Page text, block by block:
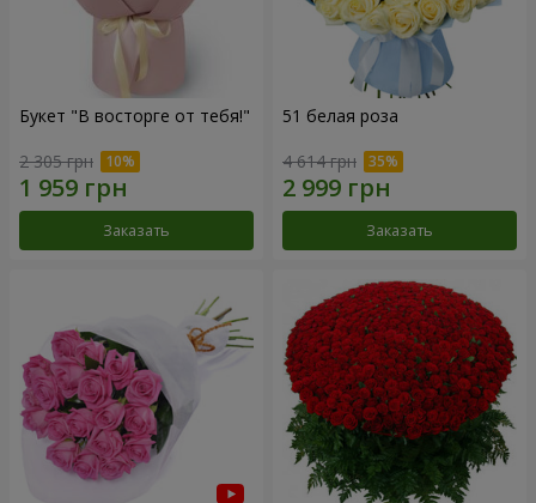
Букет "В восторге от тебя!"
2 305 грн
Заказать
51 белая роза
4 614 грн
Заказать